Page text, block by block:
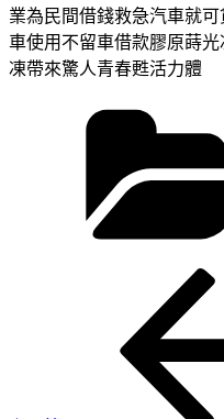
業為民間借錢救急汽車就可
車使用不留車借款膠原蒔
凍帶來驚人青春甦活力體